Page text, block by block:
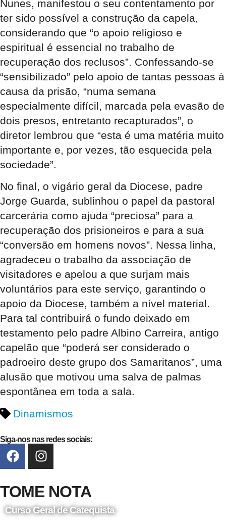
Nunes, manifestou o seu contentamento por
ter sido possível a construção da capela,
considerando que “o apoio religioso e
espiritual é essencial no trabalho de
recuperação dos reclusos”. Confessando-se
“sensibilizado” pelo apoio de tantas pessoas à
causa da prisão, “numa semana
especialmente difícil, marcada pela evasão de
dois presos, entretanto recapturados”, o
diretor lembrou que “esta é uma matéria muito
importante e, por vezes, tão esquecida pela
sociedade”.
No final, o vigário geral da Diocese, padre
Jorge Guarda, sublinhou o papel da pastoral
carcerária como ajuda “preciosa” para a
recuperação dos prisioneiros e para a sua
“conversão em homens novos”. Nessa linha,
agradeceu o trabalho da associação de
visitadores e apelou a que surjam mais
voluntários para este serviço, garantindo o
apoio da Diocese, também a nível material.
Para tal contribuirá o fundo deixado em
testamento pelo padre Albino Carreira, antigo
capelão que “poderá ser considerado o
padroeiro deste grupo dos Samaritanos”, uma
alusão que motivou uma salva de palmas
espontânea em toda a sala.
Dinamismos
Siga-nos nas redes sociais:
TOME NOTA
Curso Geral de Catequista